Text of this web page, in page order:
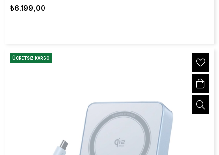
₺6.199,00
ÜCRETSIZ KARGO